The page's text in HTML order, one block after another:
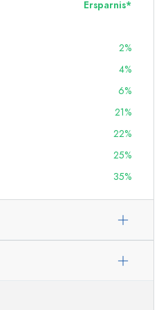
Ersparnis*
2%
4%
6%
21%
22%
25%
35%